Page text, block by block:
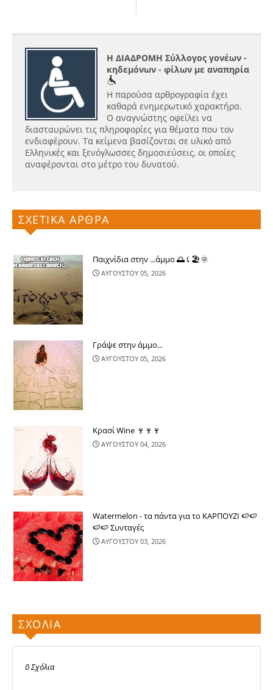
Η ΔΙΑΔΡΟΜΗ Σύλλογος γονέων -
κηδεμόνων - φίλων με αναπηρία
Η παρούσα αρθρογραφία έχει
καθαρά ενημερωτικό χαρακτήρα.
Ο αναγνώστης οφείλει να
διασταυρώνει τις πληροφορίες για θέματα που τον
ενδιαφέρουν. Τα κείμενα βασίζονται σε υλικό από
Ελληνικές και ξενόγλωσσες δημοσιεύσεις, οι οποίες
αναφέρονται στο μέτρο του δυνατού.
ΣΧΕΤΙΚΑ ΑΡΘΡΑ
Παιχνίδια στην ...άμμο 🌅⤹🏖🌞
ΑΥΓΟΥΣΤΟΥ 05, 2026
Γράψε στην άμμο...
ΑΥΓΟΥΣΤΟΥ 05, 2026
Κρασί Wine 🍷🍷🍷
ΑΥΓΟΥΣΤΟΥ 04, 2026
Watermelon - τα πάντα για το ΚΑΡΠΟΥΖΙ 🍉🍉
🍉🍉 Συνταγές
ΑΥΓΟΥΣΤΟΥ 03, 2026
ΣΧΟΛΙΑ
0 Σχόλια